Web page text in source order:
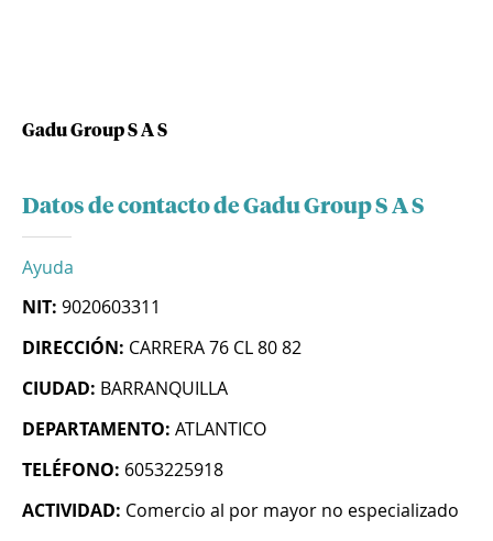
Gadu Group S A S
Datos de contacto de Gadu Group S A S
Ayuda
NIT: 9020603311
DIRECCIÓN: CARRERA 76 CL 80 82
CIUDAD: BARRANQUILLA
DEPARTAMENTO: ATLANTICO
TELÉFONO: 6053225918
ACTIVIDAD: Comercio al por mayor no especializado